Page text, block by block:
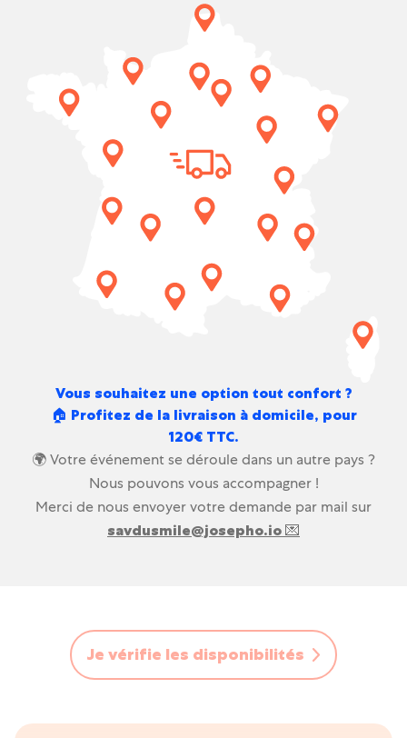
Vous souhaitez une option tout confort ?
🏠 Profitez de la livraison à domicile, pour
120€ TTC.
🌍 Votre événement se déroule dans un autre pays ?
Nous pouvons vous accompagner !
Merci de nous envoyer votre demande par mail sur
savdusmile@josepho.io 💌
Je vérifie les disponibilités